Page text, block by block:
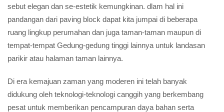
sebut elegan dan se-estetik kemungkinan. dlam hal ini
pandangan dari paving block dapat kita jumpai di beberapa
ruang lingkup perumahan dan juga taman-taman maupun di
tempat-tempat Gedung-gedung tinggi lainnya untuk landasan
parikir atau halaman taman lainnya.
Di era kemajuan zaman yang moderen ini telah banyak
didukung oleh teknologi-teknologi canggih yang berkembang
pesat untuk memberikan pencampuran daya bahan serta